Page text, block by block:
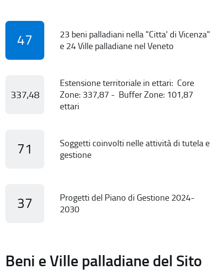
47
23 beni palladiani nella "Citta' di Vicenza"
e 24 Ville palladiane nel Veneto
337,48
Estensione territoriale in ettari: Core
Zone: 337,87 - Buffer Zone: 101,87
ettari
71
Soggetti coinvolti nelle attività di tutela e
gestione
37
Progetti del Piano di Gestione 2024-
2030
Beni e Ville palladiane del Sito